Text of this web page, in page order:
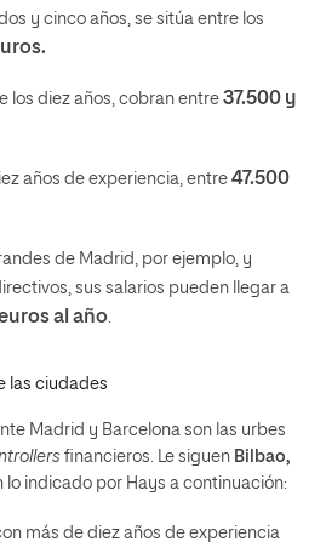
y cinco años, se sitúa entre los
los diezaños, cobran entre 37.500 y
años de experiencia, entre 47.500
de Madrid, por ejemplo, y
, sus salarios pueden llegar a
al año.
las ciudades
Madrid y Barcelona son las urbes
financieros. Le siguen Bilbao,
lo indicado por Hays a continuación:
más de diez años de experiencia